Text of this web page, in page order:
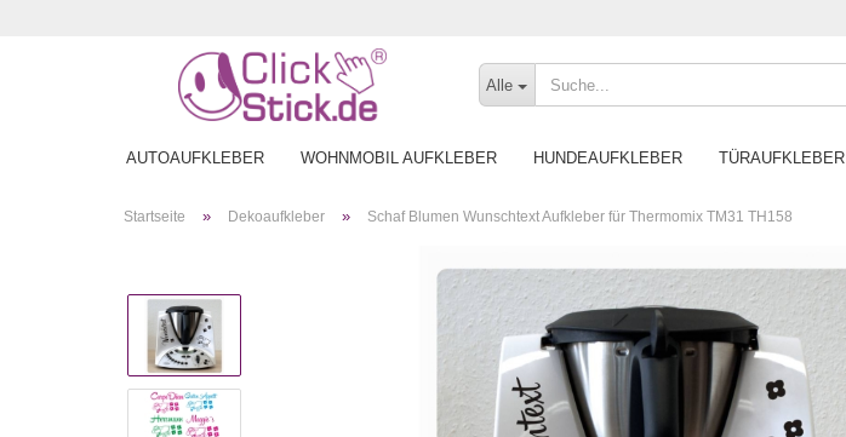
Alle
AUTOAUFKLEBER WOHNMOBIL AUFKLEBER HUNDEAUFKLEBER TÜRAUFKLEBER
Startseite » Dekoaufkleber » Schaf Blumen Wunschtext Aufkleber für Thermomix TM31 TH158